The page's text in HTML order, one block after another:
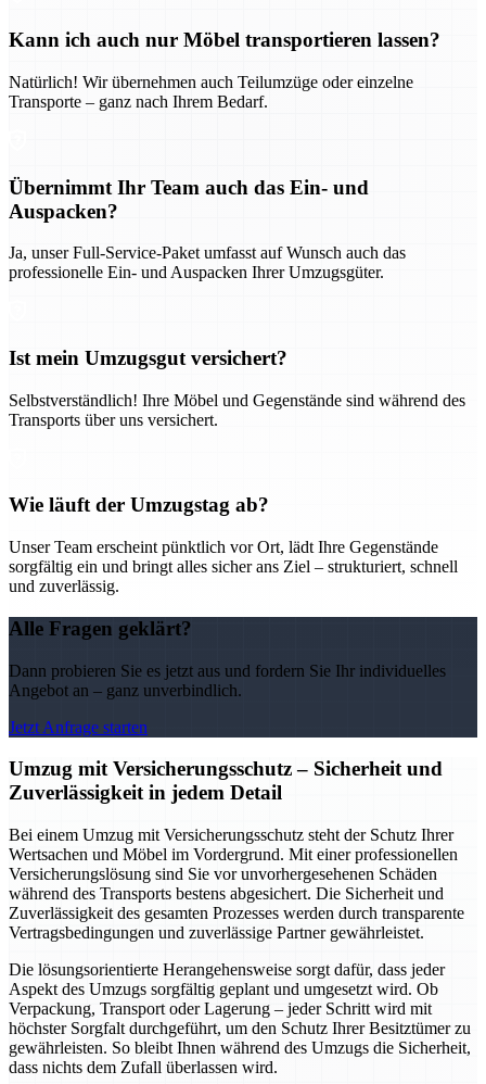
Kann ich auch nur Möbel transportieren lassen?
Natürlich! Wir übernehmen auch Teilumzüge oder einzelne
Transporte – ganz nach Ihrem Bedarf.
Übernimmt Ihr Team auch das Ein- und
Auspacken?
Ja, unser Full-Service-Paket umfasst auf Wunsch auch das
professionelle Ein- und Auspacken Ihrer Umzugsgüter.
Ist mein Umzugsgut versichert?
Selbstverständlich! Ihre Möbel und Gegenstände sind während des
Transports über uns versichert.
Wie läuft der Umzugstag ab?
Unser Team erscheint pünktlich vor Ort, lädt Ihre Gegenstände
sorgfältig ein und bringt alles sicher ans Ziel – strukturiert, schnell
und zuverlässig.
Alle Fragen geklärt?
Dann probieren Sie es jetzt aus und fordern Sie Ihr individuelles
Angebot an – ganz unverbindlich.
Jetzt Anfrage starten
Umzug mit Versicherungsschutz – Sicherheit und
Zuverlässigkeit in jedem Detail
Bei einem Umzug mit Versicherungsschutz steht der Schutz Ihrer
Wertsachen und Möbel im Vordergrund. Mit einer professionellen
Versicherungslösung sind Sie vor unvorhergesehenen Schäden
während des Transports bestens abgesichert. Die Sicherheit und
Zuverlässigkeit des gesamten Prozesses werden durch transparente
Vertragsbedingungen und zuverlässige Partner gewährleistet.
Die lösungsorientierte Herangehensweise sorgt dafür, dass jeder
Aspekt des Umzugs sorgfältig geplant und umgesetzt wird. Ob
Verpackung, Transport oder Lagerung – jeder Schritt wird mit
höchster Sorgfalt durchgeführt, um den Schutz Ihrer Besitztümer zu
gewährleisten. So bleibt Ihnen während des Umzugs die Sicherheit,
dass nichts dem Zufall überlassen wird.